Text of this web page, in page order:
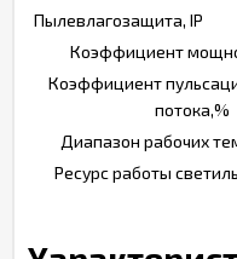
Пылевлагозащита, IP
Коэффициент
Коэффициент
потока,%
Диапазон рабочих
Ресурс работы